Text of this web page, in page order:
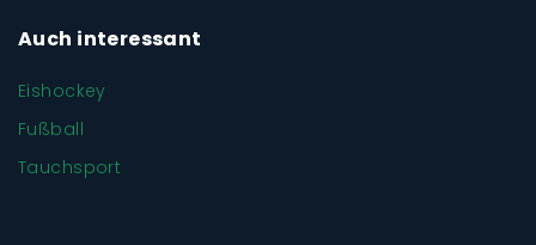
Auch interessant
Eishockey
Fußball
Tauchsport